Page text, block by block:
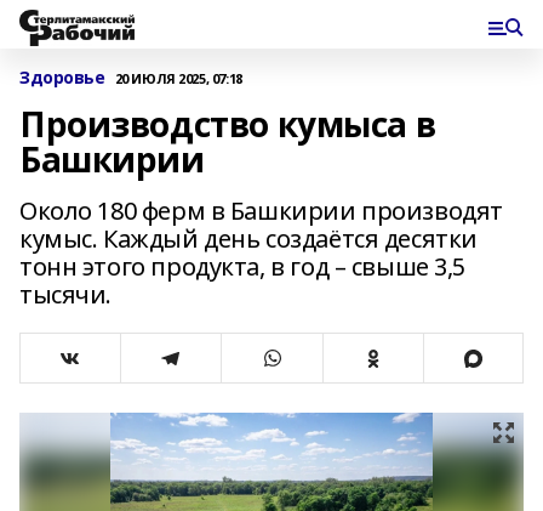
Здоровье 20 ИЮЛЯ 2025, 07:18
Производство кумыса в
Башкирии
Около 180 ферм в Башкирии производят
кумыс. Каждый день создаётся десятки
тонн этого продукта, в год – свыше 3,5
тысячи.